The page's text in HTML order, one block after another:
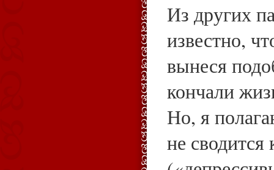
Из других
известно,
вынеся
кончали
Но, я
не сводится